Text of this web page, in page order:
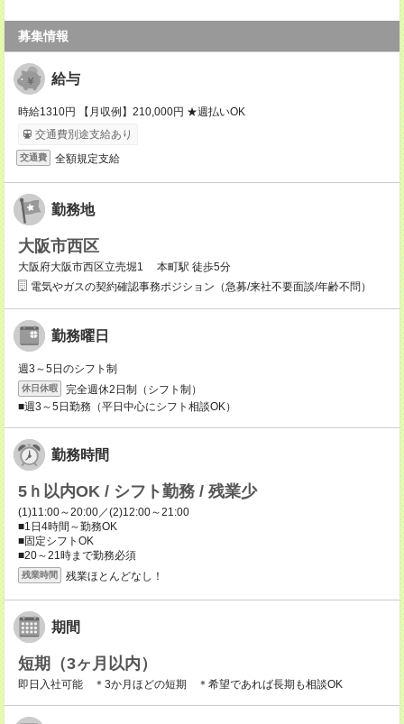
募集情報
給与
時給1310円 【月収例】210,000円 ★週払いOK
交通費別途支給あり
交通費 全額規定支給
勤務地
大阪市西区
大阪府大阪市西区立売堀1 本町駅 徒歩5分
電気やガスの契約確認事務ポジション（急募/来社不要面談/年齢不問）
勤務曜日
週3～5日のシフト制
休日休暇
完全週休2日制（シフト制）
■週3～5日勤務（平日中心にシフト相談OK）
勤務時間
5ｈ以内OK / シフト勤務 / 残業少
(1)11:00～20:00／(2)12:00～21:00
■1日4時間～勤務OK
■固定シフトOK
■20～21時まで勤務必須
残業時間 残業ほとんどなし！
期間
短期（3ヶ月以内）
即日入社可能 ＊3か月ほどの短期 ＊希望であれば長期も相談OK